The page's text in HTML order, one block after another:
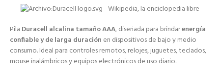
Pila Duracell alcalina tamaño AAA, diseñada para brindarenergía
confiable y de larga duración en dispositivos de bajo y medio
consumo. Ideal para controles remotos, relojes, juguetes, teclados,
mouse inalámbricos y equipos electrónicos de uso diario.